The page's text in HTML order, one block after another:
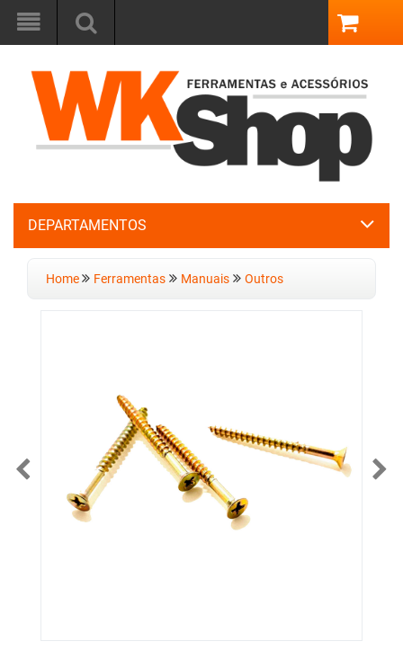
DEPARTAMENTOS
Home Ferramentas Manuais Outros